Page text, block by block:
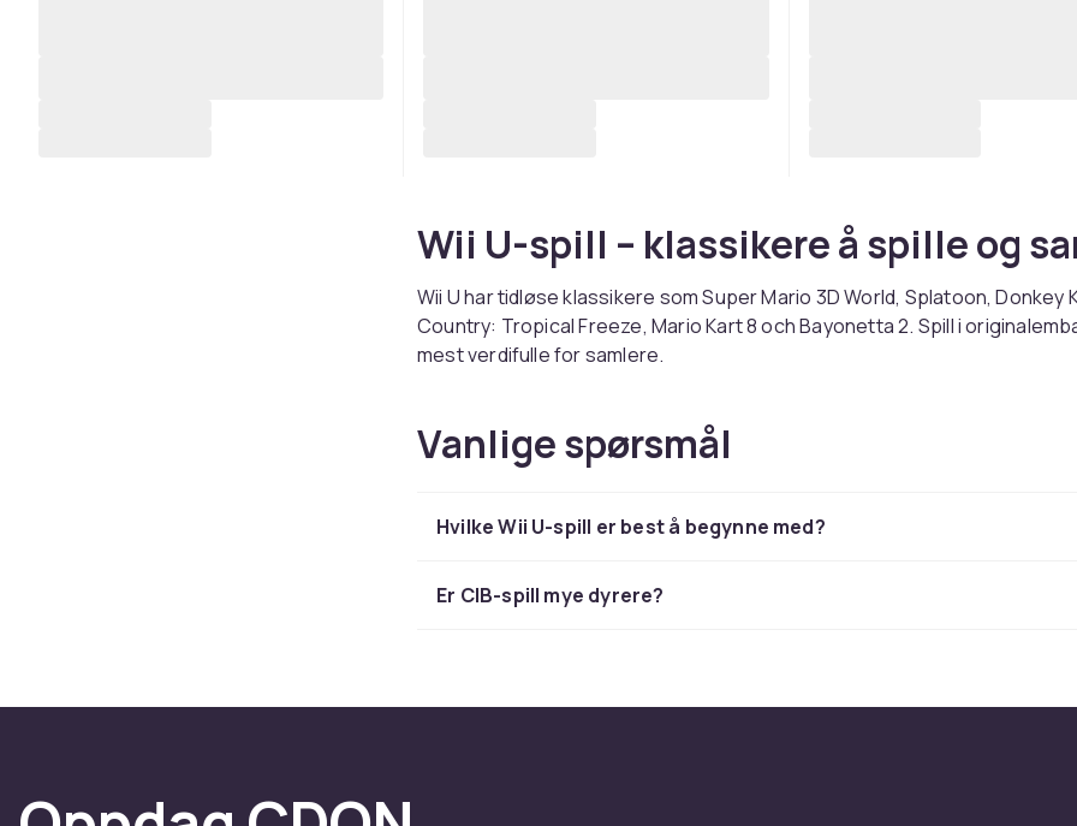
Wii U-spill – klassikere å spille og
Wii U har tidløse klassikere som Super Mario 3D World, Splatoon, Donkey
Country: Tropical Freeze, Mario Kart 8 och Bayonetta 2. Spill i
mest verdifulle for samlere.
Å samle på Wii U-spill
Spill i originalemballasje (CIB) med manual er mest verdifulle. Løse spill er
Hos CDON finner du et bredt sortiment av retrospill og retro-konsoller til
Se alle Wii U-produkter.
å spille klassiske spill på moderne maskinvare.
Vanlige spørsmål
Hvilke Wii U-spill er best å begynne med?
Er CIB-spill mye dyrere?